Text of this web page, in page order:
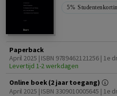
5%
Paperback
April 2025 | ISBN 9789462121256 | 1e
Levertijd 1-2 werkdagen
Online boek (2 jaar toegang)
April 2025 | ISBN 3309010005645 | 1e